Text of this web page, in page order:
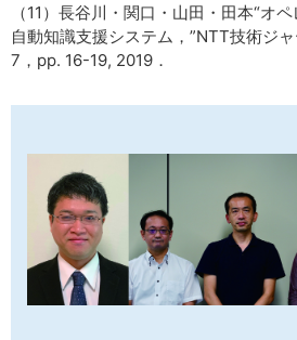
（11）長谷川・関口・山田・田本“オ
自動知識支援システム，”NTT技術ジ
7，pp. 16-19, 2019．